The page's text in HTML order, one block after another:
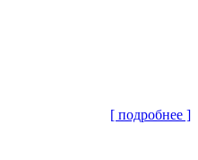
[ подробнее ]